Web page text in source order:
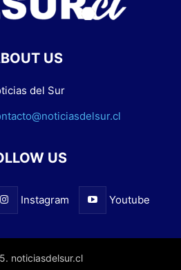
US
del Sur
US
Instagram Youtube
noticiasdelsur.cl